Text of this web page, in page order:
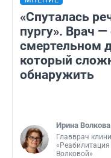
«Спуталась
пургу». Врач —
смертельном
который
обнаружить
Ирина Волкова
Главврач
«Реабилитация
Волковой»